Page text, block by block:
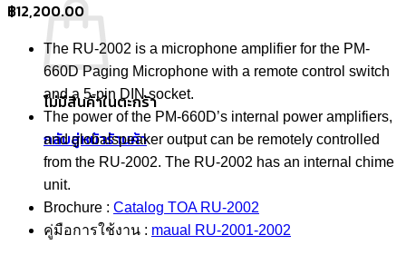
ไม่มีสินค้าในตะกร้า
กลับสู่หน้าร้านค้า
฿12,200.00
The RU-2002 is a microphone amplifier for the PM-
660D Paging Microphone with a remote control switch
and a 5-pin DIN socket.
The power of the PM-660D’s internal power amplifiers,
and globalspeaker output can be remotely controlled
from the RU-2002. The RU-2002 has an internal chime
unit.
Brochure : Catalog TOA RU-2002
คู่มือการใช้งาน : maual RU-2001-2002